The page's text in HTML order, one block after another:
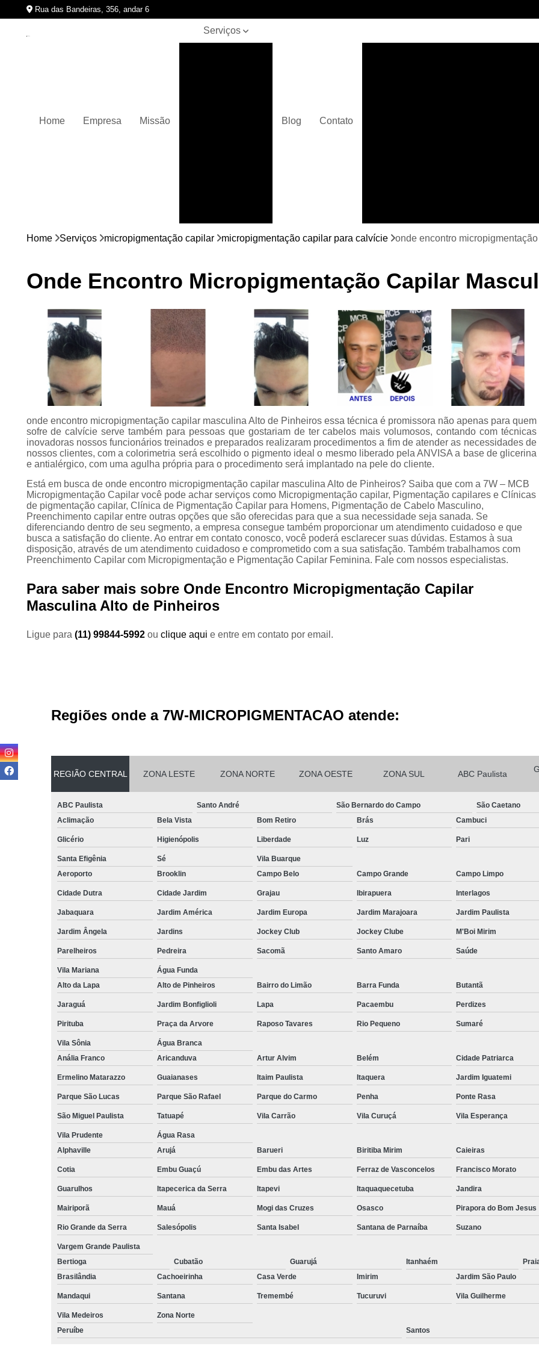
Rua das Bandeiras, 356, andar 6
Home Empresa Missão
Serviços
Preenchimento
Tratamento para
Blog Contato
Curso de
Curso de
Curso de Micropigmentação Santo
Curso
Curso Presencial
Cursos de
Cursos de Micropigmentação de
Micropigmentação Capilar com
Micropigmentação Capilar em
Micropigmentação Capilar
Micropigmentação Capilar nas
Micropigmentação Capilar para
Micropigmentação Cabelo
Micropigmentação Cabelo
Micropigmentação
Micropigmentação Capilar Cabelo
Micropigmentação
Micropigmentação de Barba São
Micropigmentação Fio a Fio Barba
Micropigmentação na Barba ABC
Nano Micropigmentação de Barba
Nano Pigmentação Cabelo Rio
Nano
Nano
Nano
Pigmentação Capilar 3d
Pigmentação Capilar em
Pigmentação de Cabelo
Pigmentação na Careca
Preenchimento Capilar Central
Preenchimento Capilar com
Preenchimento Capilar
Preenchimento Capilar na
Preenchimento Capilar
Tratamento para a Calvície
Tratamento para Calvície com
Tratamento para Calvície
Home Serviços micropigmentação capilar micropigmentação capilar para calvície onde encontro
Onde Encontro Micropigmentação Capilar
onde encontro micropigmentação capilar masculina Alto de Pinheiros essa técnica é promissora não apenas para quem
sofre de calvície serve também para pessoas que gostariam de ter cabelos mais volumosos, contando com técnicas
inovadoras nossos funcionários treinados e preparados realizaram procedimentos a fim de atender as necessidades de
nossos clientes, com a colorimetria será escolhido o pigmento ideal o mesmo liberado pela ANVISA a base de glicerina
e antialérgico, com uma agulha própria para o procedimento será implantado na pele do cliente.
Está em busca de onde encontro micropigmentação capilar masculina Alto de Pinheiros? Saiba que com a 7W – MCB
Micropigmentação Capilar você pode achar serviços como Micropigmentação capilar, Pigmentação capilares e Clínicas
de pigmentação capilar, Clínica de Pigmentação Capilar para Homens, Pigmentação de Cabelo Masculino,
Preenchimento capilar entre outras opções que são oferecidas para que a sua necessidade seja sanada. Se
diferenciando dentro de seu segmento, a empresa consegue também proporcionar um atendimento cuidadoso e que
busca a satisfação do cliente. Ao entrar em contato conosco, você poderá esclarecer suas dúvidas. Estamos à sua
disposição, através de um atendimento cuidadoso e comprometido com a sua satisfação. Também trabalhamos com
Preenchimento Capilar com Micropigmentação e Pigmentação Capilar Feminina. Fale com nossos especialistas.
Para saber mais sobre Onde Encontro Micropigmentação Capilar
Masculina Alto de Pinheiros
Ligue para (11) 99844-5992 ou clique aqui e entre em contato por email.
Regiões onde a 7W-MICROPIGMENTACAO atende:
REGIÃO CENTRAL ZONA LESTE ZONA NORTE ZONA OESTE ZONA SUL ABC Paulista
ABC Paulista Santo André São Bernardo do Campo São Caetano
Aclimação
Bela Vista Bom Retiro Brás Cambuci
Glicério Higienópolis Liberdade Luz Pari
Santa Efigênia Sé
Vila Buarque
Aeroporto
Brooklin Campo Belo Campo Grande Campo Limpo
Cidade Dutra Cidade Jardim Grajau Ibirapuera Interlagos
Jabaquara Jardim América Jardim Europa Jardim Marajoara Jardim Paulista
Jardim Ângela Jardins Jockey Club Jockey Clube M'Boi Mirim
Parelheiros Pedreira Sacomã Santo Amaro Saúde
Vila Mariana
Água Funda
Alto da Lapa
Alto de Pinheiros Bairro do Limão Barra Funda Butantã
Jaraguá Jardim Bonfiglioli Lapa Pacaembu Perdizes
Pirituba Praça da Arvore Raposo Tavares Rio Pequeno Sumaré
Vila Sônia
Água Branca
Anália Franco
Aricanduva Artur Alvim Belém Cidade Patriarca
Ermelino Matarazzo Guaianases Itaim Paulista Itaquera Jardim Iguatemi
Parque São Lucas Parque São Rafael Parque do Carmo Penha Ponte Rasa
São Miguel Paulista Tatuapé Vila Carrão Vila Curuçá Vila Esperança
Vila Prudente
Água Rasa
Alphaville
Arujá Barueri Biritiba Mirim Caieiras
Cotia Embu Guaçú Embu das Artes Ferraz de Vasconcelos Francisco Morato
Guarulhos Itapecerica da Serra Itapevi Itaquaquecetuba Jandira
Mairiporã Mauá Mogi das Cruzes Osasco Pirapora do Bom Jesus
Rio Grande da Serra Salesópolis Santa Isabel Santana de Parnaíba Suzano
Vargem Grande Paulista
Bertioga
Cubatão Guarujá Itanhaém
Brasilândia
Cachoeirinha Casa Verde Imirim Jardim São Paulo
Mandaqui Santana Tremembé Tucuruvi Vila Guilherme
Vila Medeiros
Zona Norte
Peruíbe
Santos